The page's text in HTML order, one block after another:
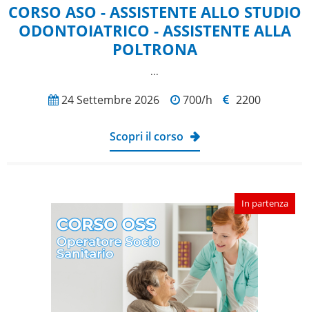
CORSO ASO - ASSISTENTE ALLO STUDIO
ODONTOIATRICO - ASSISTENTE ALLA
POLTRONA
...
24 Settembre 2026 700/h 2200
Scopri il corso
In partenza